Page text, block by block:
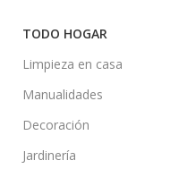
TODO HOGAR
Limpieza en casa
Manualidades
Decoración
Jardinería